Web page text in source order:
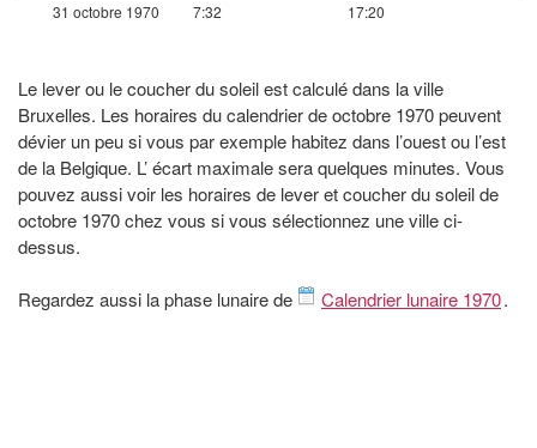
31 octobre 1970
7:32 17:20
Le lever ou le coucher du soleil est calculé dans la ville
Bruxelles. Les horaires du calendrier de octobre 1970 peuvent
dévier un peu si vous par exemple habitez dans l’ouest ou l’est
de la Belgique. L’ écart maximale sera quelques minutes. Vous
pouvez aussi voir les horaires de lever et coucher du soleil de
octobre 1970 chez vous si vous sélectionnez une ville ci-
dessus.
Regardez aussi la phase lunaire de Calendrier lunaire 1970.